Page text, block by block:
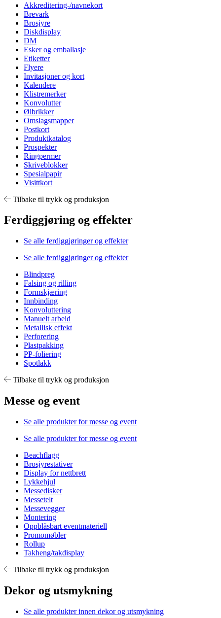
Akkreditering-/navnekort
Brevark
Brosjyre
Diskdisplay
DM
Esker og emballasje
Etiketter
Flyere
Invitasjoner og kort
Kalendere
Klistremerker
Konvolutter
Ølbrikker
Omslagsmapper
Postkort
Produktkatalog
Prospekter
Ringpermer
Skriveblokker
Spesialpapir
Visittkort
Tilbake til trykk og produksjon
Ferdiggjøring og effekter
Se alle ferdiggjøringer og effekter
Se alle ferdiggjøringer og effekter
Blindpreg
Falsing og rilling
Formskjæring
Innbinding
Konvoluttering
Manuelt arbeid
Metallisk effekt
Perforering
Plastpakking
PP-foliering
Spotlakk
Tilbake til trykk og produksjon
Messe og event
Se alle produkter for messe og event
Se alle produkter for messe og event
Beachflagg
Brosjyrestativer
Display for nettbrett
Lykkehjul
Messedisker
Messetelt
Messevegger
Montering
Oppblåsbart eventmateriell
Promomøbler
Rollup
Takheng/takdisplay
Tilbake til trykk og produksjon
Dekor og utsmykning
Se alle produkter innen dekor og utsmykning